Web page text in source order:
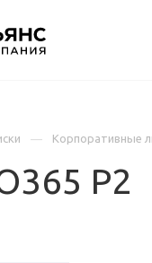
Корпоративные
P2